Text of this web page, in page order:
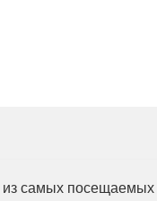
самых посещаемых